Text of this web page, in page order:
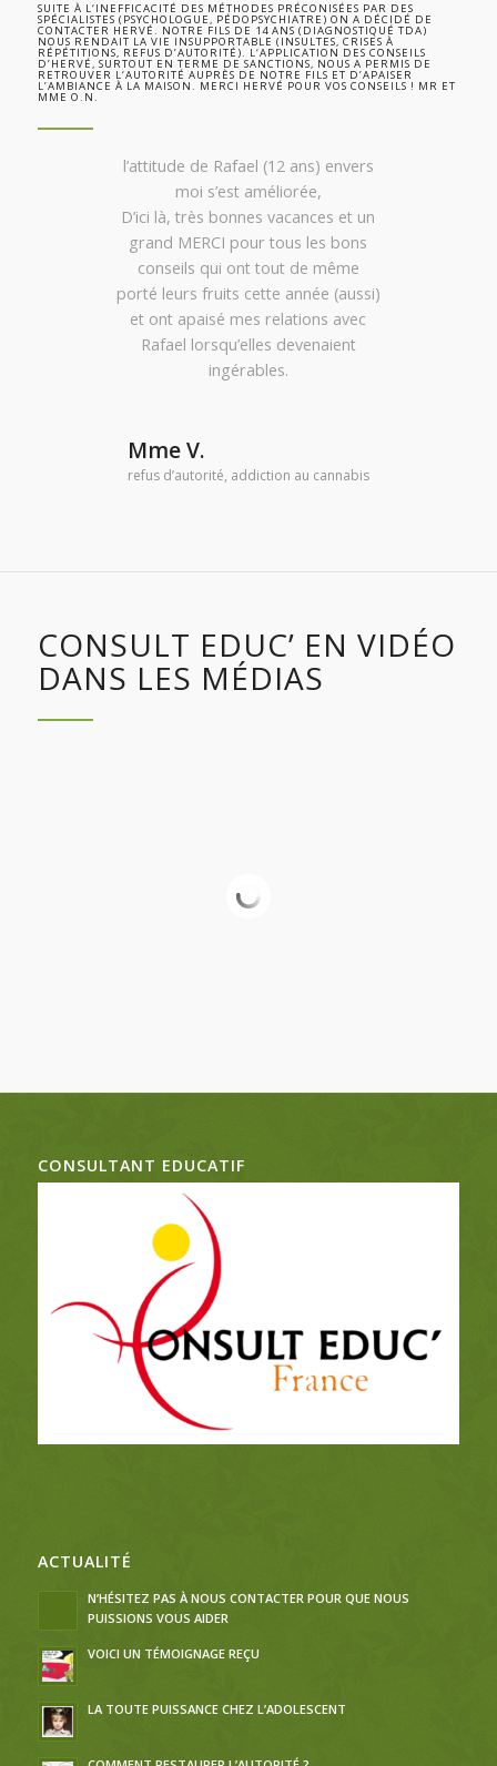
SUITE À L‘INEFFICACITÉ DES MÉTHODES PRÉCONISÉES PAR DES
SPÉCIALISTES (PSYCHOLOGUE, PÉDOPSYCHIATRE) ON A DÉCIDÉ DE
CONTACTER HERVÉ. NOTRE FILS DE 14 ANS (DIAGNOSTIQUÉ TDA)
NOUS RENDAIT LA VIE INSUPPORTABLE (INSULTES, CRISES À
RÉPÉTITIONS, REFUS D’AUTORITÉ). L‘APPLICATION DES CONSEILS
D’HERVÉ, SURTOUT EN TERME DE SANCTIONS, NOUS A PERMIS DE
RETROUVER L‘AUTORITÉ AUPRÈS DE NOTRE FILS ET D’APAISER
L’AMBIANCE À LA MAISON. MERCI HERVÉ POUR VOS CONSEILS ! MR ET
MME O.N.
l’attitude de Rafael (12 ans) envers
moi s’est améliorée,
D’ici là, très bonnes vacances et un
grand MERCI pour tous les bons
conseils qui ont tout de même
porté leurs fruits cette année (aussi)
et ont apaisé mes relations avec
Rafael lorsqu’elles devenaient
ingérables.
Mme V.
refus d’autorité, addiction au cannabis
CONSULT EDUC’ EN VIDÉO
DANS LES MÉDIAS
CONSULTANT EDUCATIF
ACTUALITÉ
N’HÉSITEZ PAS À NOUS CONTACTER POUR QUE NOUS
PUISSIONS VOUS AIDER
VOICI UN TÉMOIGNAGE REÇU
LA TOUTE PUISSANCE CHEZ L’ADOLESCENT